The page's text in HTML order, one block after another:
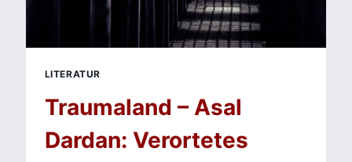
LITERATUR
Traumaland – Asal
Dardan: Verortetes